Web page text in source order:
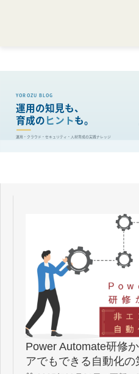
診断
SCS評価制
Power Automate研修
アでもできる自動化の